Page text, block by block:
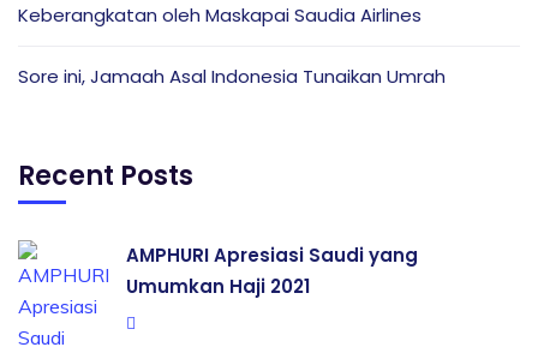
Keberangkatan oleh Maskapai Saudia Airlines
Sore ini, Jamaah Asal Indonesia Tunaikan Umrah
Recent Posts
AMPHURI Apresiasi Saudi yang
Umumkan Haji 2021